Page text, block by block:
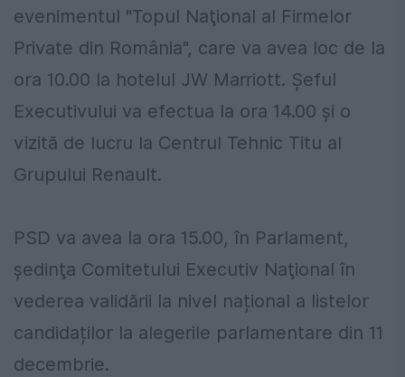
evenimentul "Topul Naţional al Firmelor
Private din România", care va avea loc de la
ora 10.00 la hotelul JW Marriott. Șeful
Executivului va efectua la ora 14.00 și o
vizită de lucru la Centrul Tehnic Titu al
Grupului Renault.
PSD va avea la ora 15.00, în Parlament,
ședinţa Comitetului Executiv Naţional în
vederea validării la nivel național a listelor
candidaților la alegerile parlamentare din 11
decembrie.